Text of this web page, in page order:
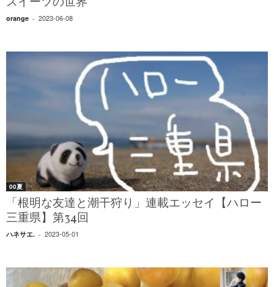
orange - 2023-06-08
00夏
「根明な友達と潮干狩り」連載エッセイ【ハロー
三重県】第34回
ハネサエ. - 2023-05-01